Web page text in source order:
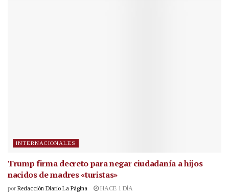
INTERNACIONALES
Trump firma decreto para negar ciudadanía a hijos
nacidos de madres «turistas»
por Redacción Diario La Página HACE 1 DÍA